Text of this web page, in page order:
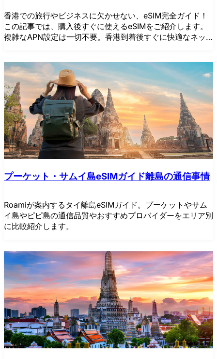
香港での旅行やビジネスに欠かせない、eSIM完全ガイド！
この記事では、購入後すぐに使えるeSIMをご紹介します。
複雑なAPN設定は一切不要。香港到着後すぐに快適なネッ
プーケット・サムイ島eSIMガイド離島の通信事情
Roamiが案内するタイ離島eSIMガイド。プーケットやサム
イ島やピピ島の通信品質やおすすめプロバイダーをエリア別
に比較紹介します。